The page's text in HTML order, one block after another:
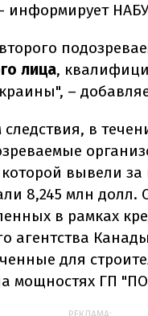
информирует
лица,
–
в
которой вывели
8,245 млн долл.
в рамках
агентства
для
мощностях ГП